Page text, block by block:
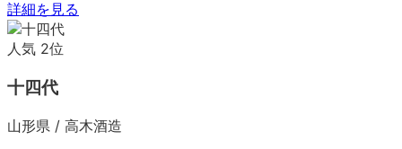
詳細を見る
人気 2位
十四代
山形県 / 高木酒造